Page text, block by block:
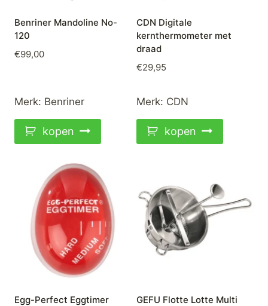
Benriner Mandoline No-
120
€99,00
Merk: Benriner
kopen
CDN Digitale
kernthermometer met
draad
€29,95
Merk: CDN
kopen
Egg-Perfect Eggtimer
GEFU Flotte Lotte Multi